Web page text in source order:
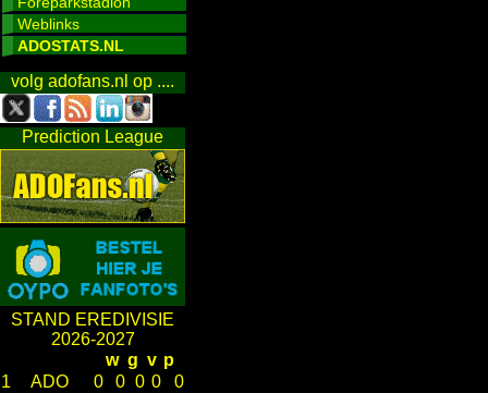
Weblinks
ADOSTATS.NL
volg adofans.nl op ....
Prediction League
STAND EREDIVISIE
2026-2027
w g v p
1
ADO 0 0 0 0
0